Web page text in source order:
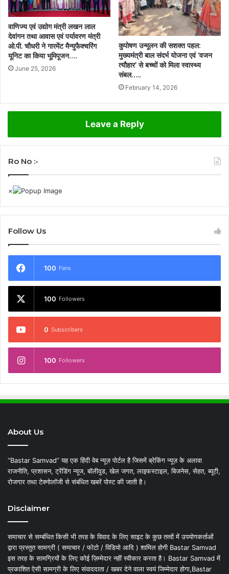
वाणिज्य एवं उद्योग मंत्री लखन लाल
देवांगन तथा आवास एवं पर्यावरण मंत्री
ओ.पी. चौधरी ने गारमेंट मैन्युफैक्चरिंग
यूनिट का किया भूमिपूजन….
June 25, 2026
कुपोषण उन्मूलन की सशक्त पहल:
मुख्यमंत्री बाल संदर्भ योजना एवं ‘वजन
त्यौहार’ से बच्चों को मिला स्वास्थ्य
संबल…..
February 14, 2026
Leave a Reply
Ro No :-
Follow Us
100 Fans
100 Followers
0 Subscribers
100 Followers
About Us
“Bastar Samvad” यह एक हिंदी वेब न्यूज़ पोर्टल है जिसमें ब्रेकिंग न्यूज़ के अलावा
राजनीति, प्रशासन, ट्रेंडिंग न्यूज, बॉलीवुड, खेल जगत, लाइफस्टाइल, बिजनेस, सेहत, ब्यूटी,
रोजगार तथा टेक्नोलॉजी से संबंधित खबरें पोस्ट की जाती है।
Disclaimer
समाचार से सम्बंधित किसी भी तरह के विवाद के लिए साइट के कुछ तत्वों में उपयोगकर्ताओं
द्वारा प्रस्तुत सामग्री ( समाचार / फोटो / विडियो आदि ) शामिल होगी Bastar Samvad
इस तरह के सामग्रियों के लिए कोई ज़िम्मेदार नहीं स्वीकार करता है। Bastar Samvad में
प्रकाशित ऐसी सामग्री के लिए संवाददाता / खबर देने वाला स्वयं जिम्मेदार होगा,Bastar